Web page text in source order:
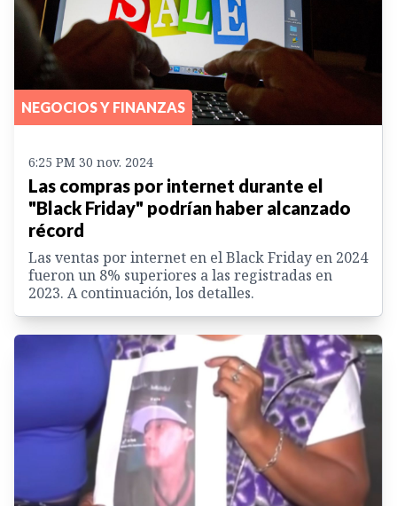
NEGOCIOS Y FINANZAS
6:25 PM 30 nov. 2024
Las compras por internet durante el
"Black Friday" podrían haber alcanzado
récord
Las ventas por internet en el Black Friday en 2024
fueron un 8% superiores a las registradas en
2023. A continuación, los detalles.